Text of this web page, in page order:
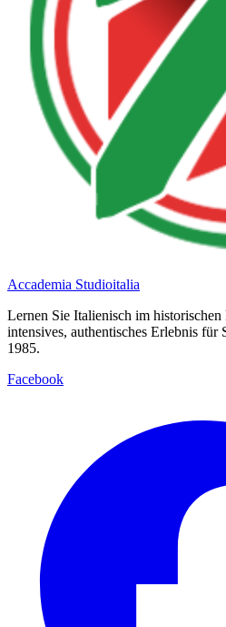
Accademia Studioitalia
Lernen Sie Italienisch im
intensives, authentisches Erlebnis für
1985.
Facebook